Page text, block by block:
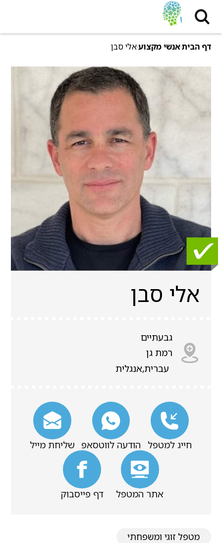
דף הביתאנשי מקצועאלי סבן
אלי סבן
גבעתיים
רמת גן
עברית,אנגלית
חייג למטפל הודעה לווטסאפ שליחת מייל
אתר המטפל דף פייסבוק
מטפל זוגי ומשפחתי